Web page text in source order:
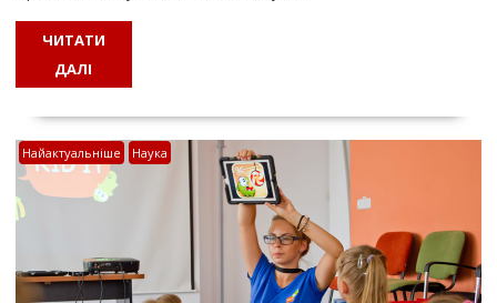
ЧИТАТИ
ДАЛІ
Найактуальніше Наука